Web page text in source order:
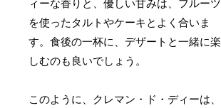
ィーな香りと、優しい甘みは、フルーツ
を使ったタルトやケーキとよく合いま
す。食後の一杯に、デザートと一緒に楽
しむのも良いでしょう。
このように、クレマン・ド・ディーは、